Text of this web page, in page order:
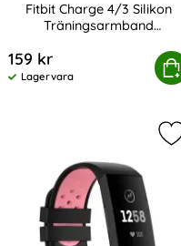
Fitbit Charge 4/3 Silikon
Träningsarmband
159 kr
Tillgänglighet:
Lagervara
Köp
Charge 4/3 Silikon